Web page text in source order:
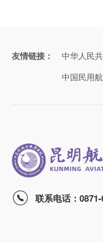
友情链接： 中华人民
中国民用
联系电话：